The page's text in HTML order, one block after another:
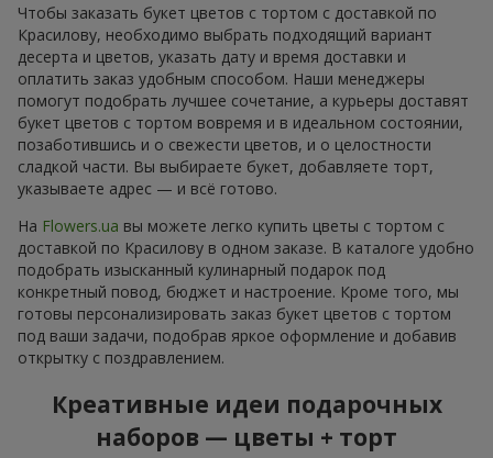
Чтобы заказать букет цветов с тортом с доставкой по
Красилову, необходимо выбрать подходящий вариант
десерта и цветов, указать дату и время доставки и
оплатить заказ удобным способом. Наши менеджеры
помогут подобрать лучшее сочетание, а курьеры доставят
букет цветов с тортом вовремя и в идеальном состоянии,
позаботившись и о свежести цветов, и о целостности
сладкой части. Вы выбираете букет, добавляете торт,
указываете адрес — и всё готово.
На Flowers.ua вы можете легко купить цветы с тортом с
доставкой по Красилову в одном заказе. В каталоге удобно
подобрать изысканный кулинарный подарок под
конкретный повод, бюджет и настроение. Кроме того, мы
готовы персонализировать заказ букет цветов с тортом
под ваши задачи, подобрав яркое оформление и добавив
открытку с поздравлением.
Креативные идеи подарочных
наборов — цветы + торт